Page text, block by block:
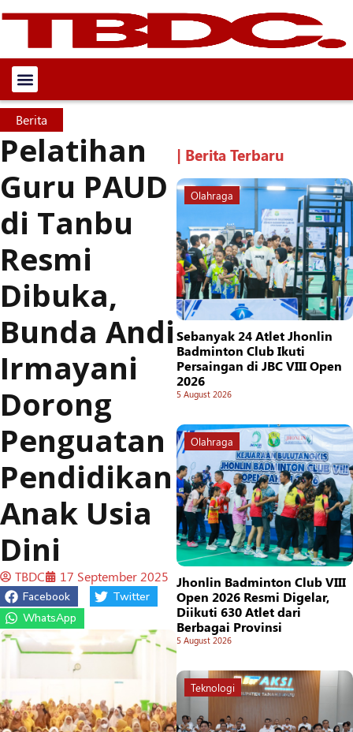
Berita
Pelatihan
Guru PAUD
di Tanbu
Resmi
Dibuka,
Bunda Andi
Irmayani
Dorong
Penguatan
Pendidikan
Anak Usia
Dini
TBDC 17 September 2025
Facebook
Twitter
WhatsApp
| Berita Terbaru
Olahraga
Sebanyak 24 Atlet Jhonlin
Badminton Club Ikuti
Persaingan di JBC VIII Open
2026
5 August 2026
Olahraga
Jhonlin Badminton Club VIII
Open 2026 Resmi Digelar,
Diikuti 630 Atlet dari
Berbagai Provinsi
5 August 2026
Teknologi